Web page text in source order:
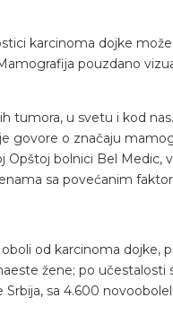
karcinoma dojke
pouzdano
u svetu i kod
govore o značaju
Opštoj bolnici Bel
sa povećanim
od karcinoma dojke,
žene; po
sa 4.600